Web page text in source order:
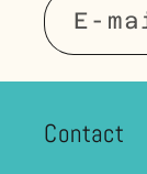
E-
Contact